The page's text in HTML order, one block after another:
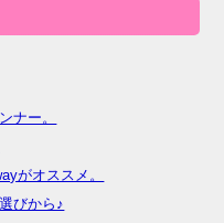
ナー。
がオススメ。
びから♪